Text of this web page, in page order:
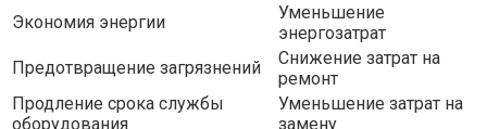
Экономия энергии
Уменьшение
энергозатрат
Предотвращение загрязнений
Снижение затрат на
ремонт
Продление срока службы
оборудования
Уменьшение затрат на
замену